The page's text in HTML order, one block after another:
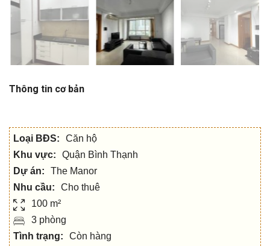
Thông tin cơ bản
Loại BĐS:
Căn hộ
Khu vực:
Quận Bình Thạnh
Dự án:
The Manor
Nhu cầu:
Cho thuê
100 m²
3 phòng
Tình trạng:
Còn hàng